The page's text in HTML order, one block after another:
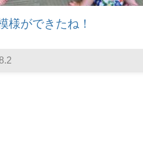
様ができたね！